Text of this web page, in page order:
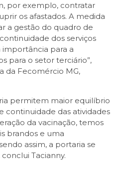
por exemplo, contratar
os afastados. A medida
a gestão do quadro de
dos serviços
para a
para o setor terciário”,
da Fecomércio MG,
permitem maior equilíbrio
continuidade das atividades
da vacinação, temos
brandos e uma
assim, a portaria se
Tacianny.